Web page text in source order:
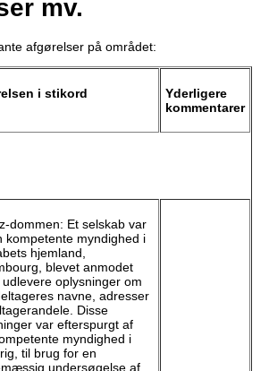
mv.
afgørelser på området:
i stikord
Yderligere
kommentarer
dommen: Et selskab var
kompetente myndighed i
hjemland,
blevet anmodet
oplysninger om
navne, adresser
Disse
var efterspurgt af
myndighed i
til brug for en
undersøgelse af